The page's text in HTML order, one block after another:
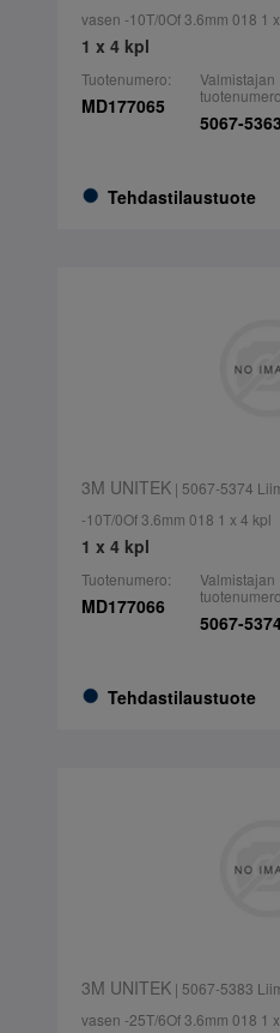
vasen -10T/0Of 3.6mm 018 1
1 x 4 kpl
Tuotenumero:
MD177065
Tehdastilaustuote
Valmistajan
5067-5363
3M UNITEK| 5067-5374
-10T/0Of 3.6mm 018 1 x 4 kpl
1 x 4 kpl
Tuotenumero:
MD177066
Tehdastilaustuote
Valmistajan
5067-
3M UNITEK| 5067-5383
vasen -25T/6Of 3.6mm 018 1